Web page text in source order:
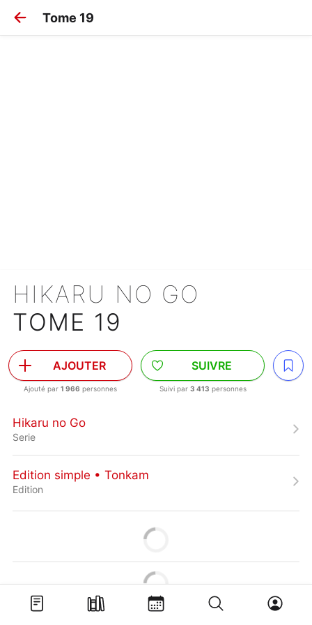
Tome 19
HIKARU NO GO
TOME 19
AJOUTER
Ajouté par 1 966 personnes
SUIVRE
Suivi par 3 413 personnes
Hikaru no Go
Serie
Edition simple • Tonkam
Edition